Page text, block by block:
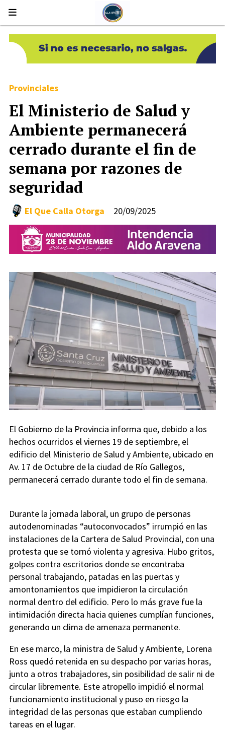
El Ministerio de Salud y
Ambiente permanecerá
cerrado durante el fin de
semana por razones de
seguridad
Provinciales
20/09/2025
El Que Calla Otorga
El Gobierno de la Provincia informa que, debido a los
hechos ocurridos el viernes 19 de septiembre, el
edificio del Ministerio de Salud y Ambiente, ubicado en
Av. 17 de Octubre de la ciudad de Río Gallegos,
permanecerá cerrado durante todo el fin de semana.
Durante la jornada laboral, un grupo de personas
autodenominadas “autoconvocados” irrumpió en las
instalaciones de la Cartera de Salud Provincial, con una
protesta que se tornó violenta y agresiva. Hubo gritos,
golpes contra escritorios donde se encontraba
personal trabajando, patadas en las puertas y
amontonamientos que impidieron la circulación
normal dentro del edificio. Pero lo más grave fue la
intimidación directa hacia quienes cumplían funciones,
generando un clima de amenaza permanente.
En ese marco, la ministra de Salud y Ambiente, Lorena
Ross quedó retenida en su despacho por varias horas,
junto a otros trabajadores, sin posibilidad de salir ni de
circular libremente. Este atropello impidió el normal
funcionamiento institucional y puso en riesgo la
integridad de las personas que estaban cumpliendo
tareas en el lugar.